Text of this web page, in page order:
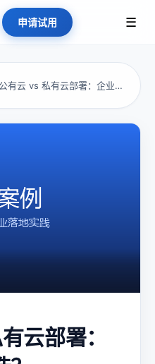
申请试用 ☰
公有云 vs 私有云部署：企业该怎么选？
云部署：